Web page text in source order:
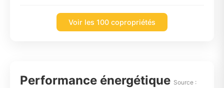
Voir les 100 copropriétés
Performance énergétique Source :